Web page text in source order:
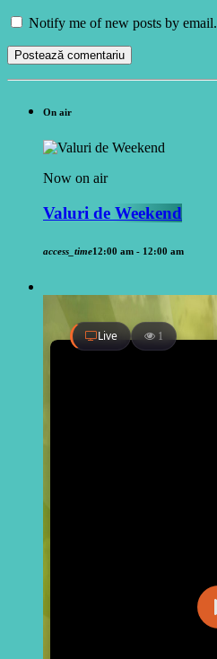
Notify me of new posts by email.
On air
Now on air
Valuri de Weekend
access_time12:00 am - 12:00 am